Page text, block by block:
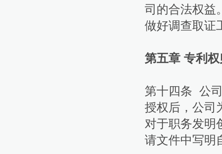
司的合法权益
做好调查取证
第五章 专利
第十四条 公
授权后，公司
对于职务发明
请文件中写明